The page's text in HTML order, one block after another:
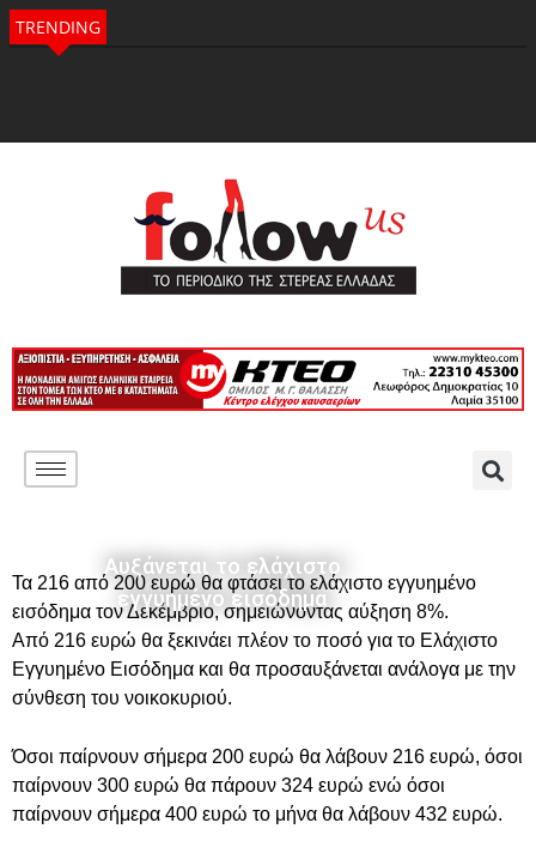
TRENDING
Αυξάνεται το ελάχιστο
εγγυημένο εισόδημα
Τα 216 από 200 ευρώ θα φτάσει το ελάχιστο εγγυημένο
εισόδημα τον Δεκέμβριο, σημειώνοντας αύξηση 8%.
Από 216 ευρώ θα ξεκινάει πλέον το ποσό για το Ελάχιστο
Εγγυημένο Εισόδημα και θα προσαυξάνεται ανάλογα με την
σύνθεση του νοικοκυριού.
Όσοι παίρνουν σήμερα 200 ευρώ θα λάβουν 216 ευρώ, όσοι
παίρνουν 300 ευρώ θα πάρουν 324 ευρώ ενώ όσοι
παίρνουν σήμερα 400 ευρώ το μήνα θα λάβουν 432 ευρώ.